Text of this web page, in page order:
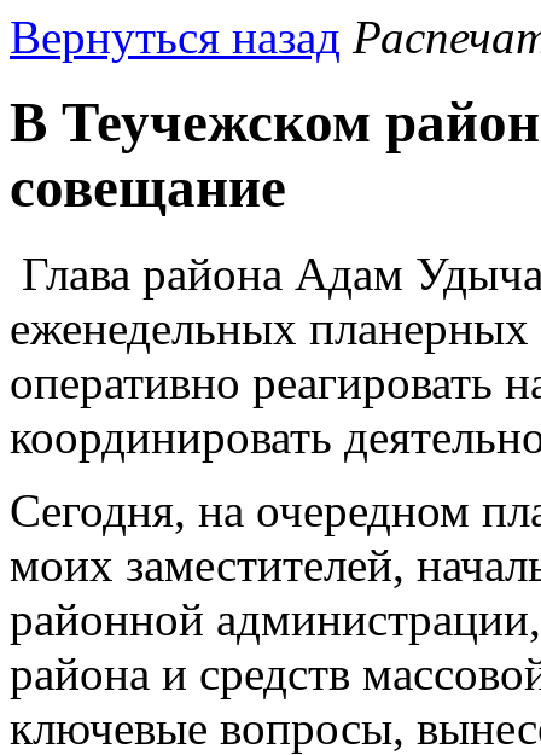
Вернуться назад
В Теучежском
совещание
Глава района Адам
еженедельных планерных
оперативно
координировать
Сегодня, на очередном
моих заместителей,
районной
района и средств
ключевые вопросы,